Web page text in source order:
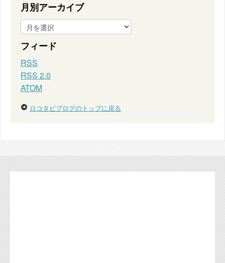
月別アーカイブ
フィード
RSS
RSS 2.0
ATOM
ロコタビブログのトップに戻る